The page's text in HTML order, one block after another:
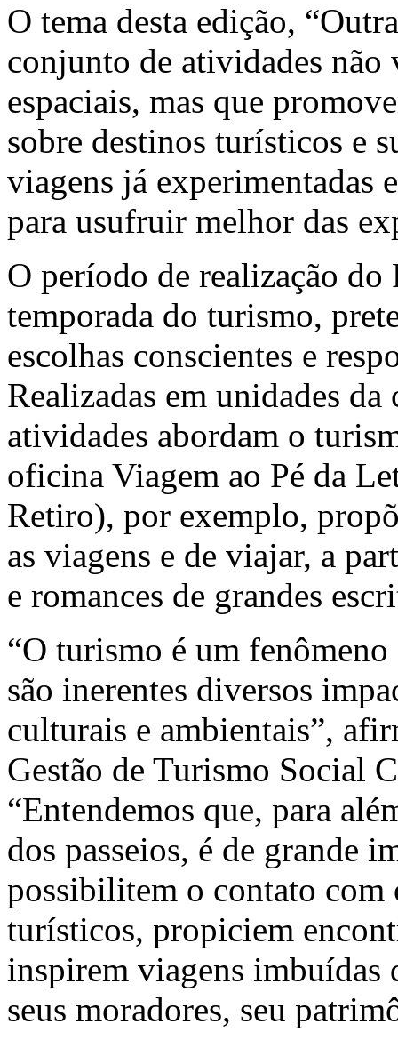
O tema desta edição,
conjunto de atividades não
espaciais, mas que
sobre destinos turísticos e
viagens já experimentadas
para usufruir melhor das
O período de realização
temporada do turismo,
escolhas conscientes e
Realizadas em unidades
atividades abordam o
oficina Viagem ao Pé da
Retiro), por exemplo,
as viagens e de viajar, a
e romances de grandes
“O turismo é um
são inerentes diversos
culturais e ambientais”,
Gestão de Turismo Social
“Entendemos que, para
dos passeios, é de grande
possibilitem o contato com
turísticos, propiciem
inspirem viagens imbuídas
seus moradores, seu